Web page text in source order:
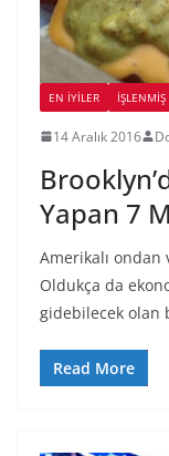
EN İYILER İŞLENMIŞ
14 Aralık 2016
Yapan 7
Amerikalı ondan
Oldukça da
gidebilecek olan
Read More